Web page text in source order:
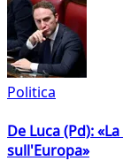
Politica
De Luca (Pd):
sull'Europa»